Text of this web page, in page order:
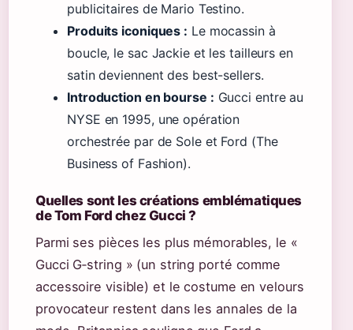
publicitaires de Mario Testino.
Produits iconiques : Le mocassin à
boucle, le sac Jackie et les tailleurs en
satin deviennent des best-sellers.
Introduction en bourse : Gucci entre au
NYSE en 1995, une opération
orchestrée par de Sole et Ford (The
Business of Fashion).
Quelles sont les créations emblématiques
de Tom Ford chez Gucci ?
Parmi ses pièces les plus mémorables, le «
Gucci G‑string » (un string porté comme
accessoire visible) et le costume en velours
provocateur restent dans les annales de la